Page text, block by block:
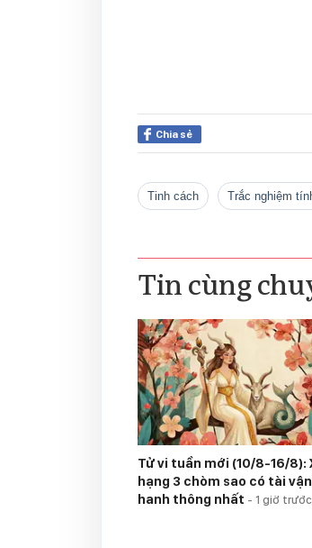
Chia sẻ
tinh cách trắc nghiệm
Tin cùng
Tử vi tuần mới (10/8-16/8):
hạng 3 chòm sao có tài vận
hanh thông nhất - 1 giờ trước